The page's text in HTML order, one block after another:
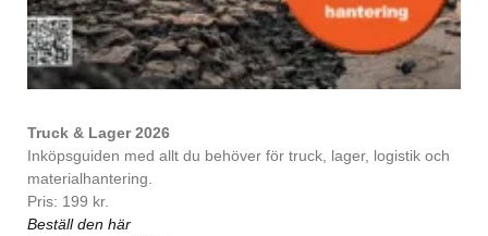
Truck & Lager 2026
Inköpsguiden med allt du behöver för truck, lager, logistik och
materialhantering.
Pris: 199 kr.
Beställ den här